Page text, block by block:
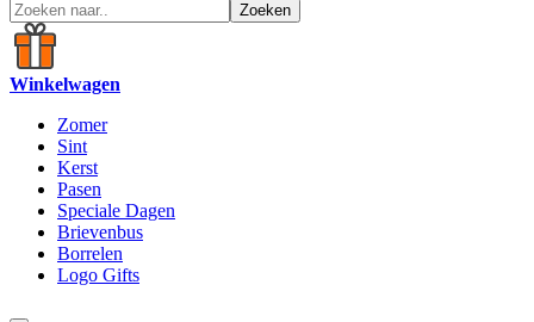
Zoeken
Winkelwagen
Zomer
Sint
Kerst
Pasen
Speciale Dagen
Brievenbus
Borrelen
Logo Gifts